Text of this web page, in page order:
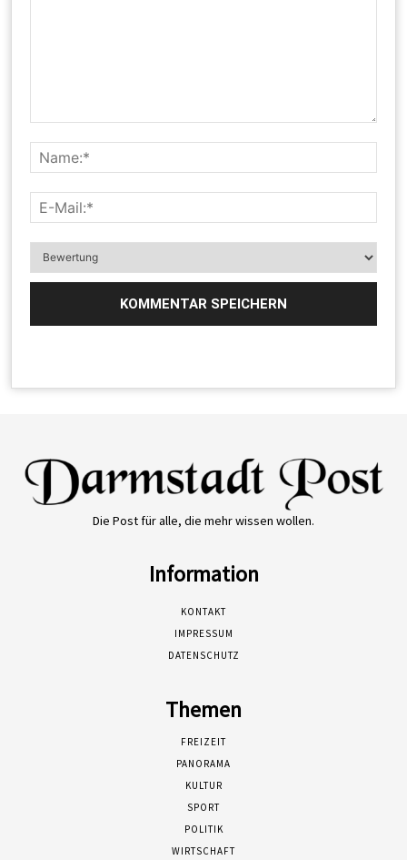
Die Post für alle, die mehr wissen wollen.
Information
KONTAKT
IMPRESSUM
DATENSCHUTZ
Themen
FREIZEIT
PANORAMA
KULTUR
SPORT
POLITIK
WIRTSCHAFT